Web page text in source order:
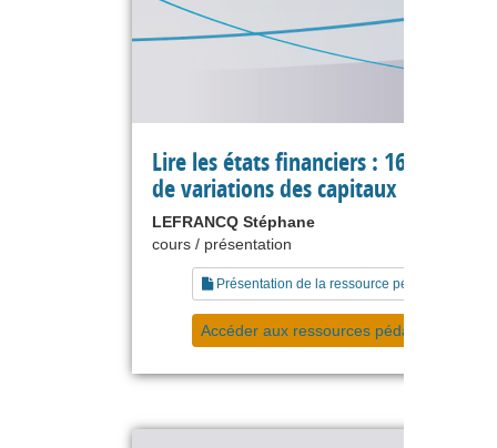
Lire les états financiers : 16 le
de variations des capitaux propres
LEFRANCQ Stéphane
cours / présentation
Présentation de la ressource pédagogique
Accéder aux ressources pédagogiques